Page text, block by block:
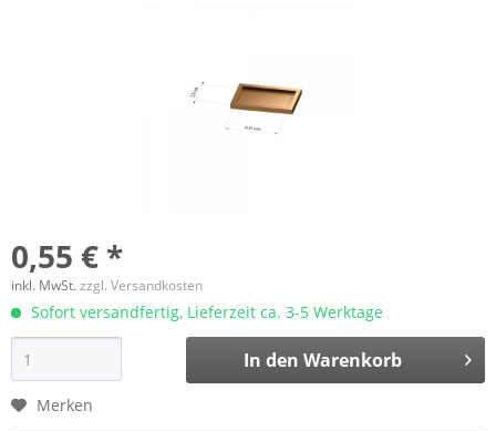
0,55 € *
inkl. MwSt.zzgl. Versandkosten
Sofort versandfertig, Lieferzeit ca. 3-5 Werktage
In den Warenkorb
Merken